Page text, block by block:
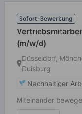
Sofort-Bewerbung
(m/w/d)
Düsseldorf,
Duisburg
Nachhaltiger
Miteinander